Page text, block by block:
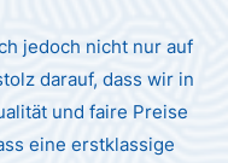
jedoch nicht nur auf
darauf, dass wir in
und faire Preise
eine erstklassige